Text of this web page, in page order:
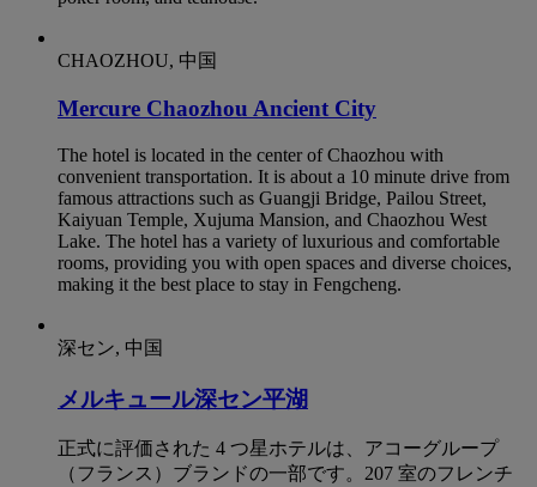
CHAOZHOU, 中国
Mercure Chaozhou Ancient City
The hotel is located in the center of Chaozhou with
convenient transportation. It is about a 10 minute drive from
famous attractions such as Guangji Bridge, Pailou Street,
Kaiyuan Temple, Xujuma Mansion, and Chaozhou West
Lake. The hotel has a variety of luxurious and comfortable
rooms, providing you with open spaces and diverse choices,
making it the best place to stay in Fengcheng.
深セン, 中国
メルキュール深セン平湖
正式に評価された 4 つ星ホテルは、アコーグループ
（フランス）ブランドの一部です。207 室のフレンチ